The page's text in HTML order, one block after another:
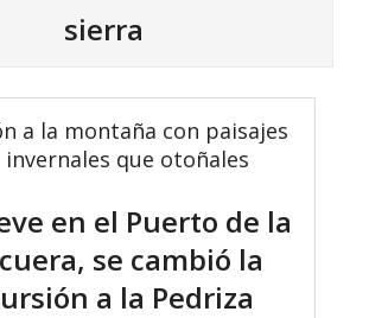
sierra
a la montaña con paisajes
invernales que otoñales
en el Puerto de la
se cambió la
a la Pedriza